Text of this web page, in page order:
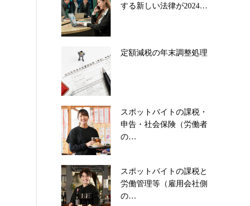
する新しい法律が2024…
定額減税の年末調整処理
スポットバイトの課税・
申告・社会保険（労働者
の…
スポットバイトの課税と
労働管理等（雇用会社側
の…